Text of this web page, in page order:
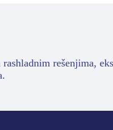
rešenjima,